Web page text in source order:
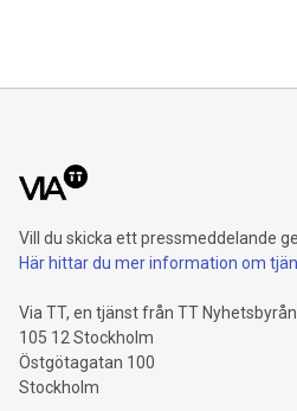
Vill du skicka ett pressmeddelande
Här hittar du mer information om
Via TT, en tjänst från TT Nyhetsbyrån
105 12 Stockholm
Östgötagatan 100
Stockholm